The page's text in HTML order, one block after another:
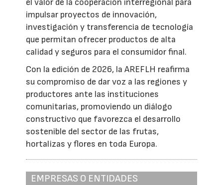
el valor de la cooperación interregional para
impulsar proyectos de innovación,
investigación y transferencia de tecnología
que permitan ofrecer productos de alta
calidad y seguros para el consumidor final.
Con la edición de 2026, la AREFLH reafirma
su compromiso de dar voz a las regiones y
productores ante las instituciones
comunitarias, promoviendo un diálogo
constructivo que favorezca el desarrollo
sostenible del sector de las frutas,
hortalizas y flores en toda Europa.
EMPRESAS O ENTIDADES